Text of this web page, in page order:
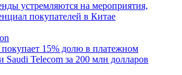
устремляются на мероприятия,
покупателей в Китае
покупает 15% долю в платежном
Saudi Telecom за 200 млн долларов